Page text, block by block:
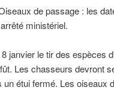
de passage : les
ministériel.
janvier le tir des espèces
Les chasseurs devront
un étui fermé. Les oiseaux